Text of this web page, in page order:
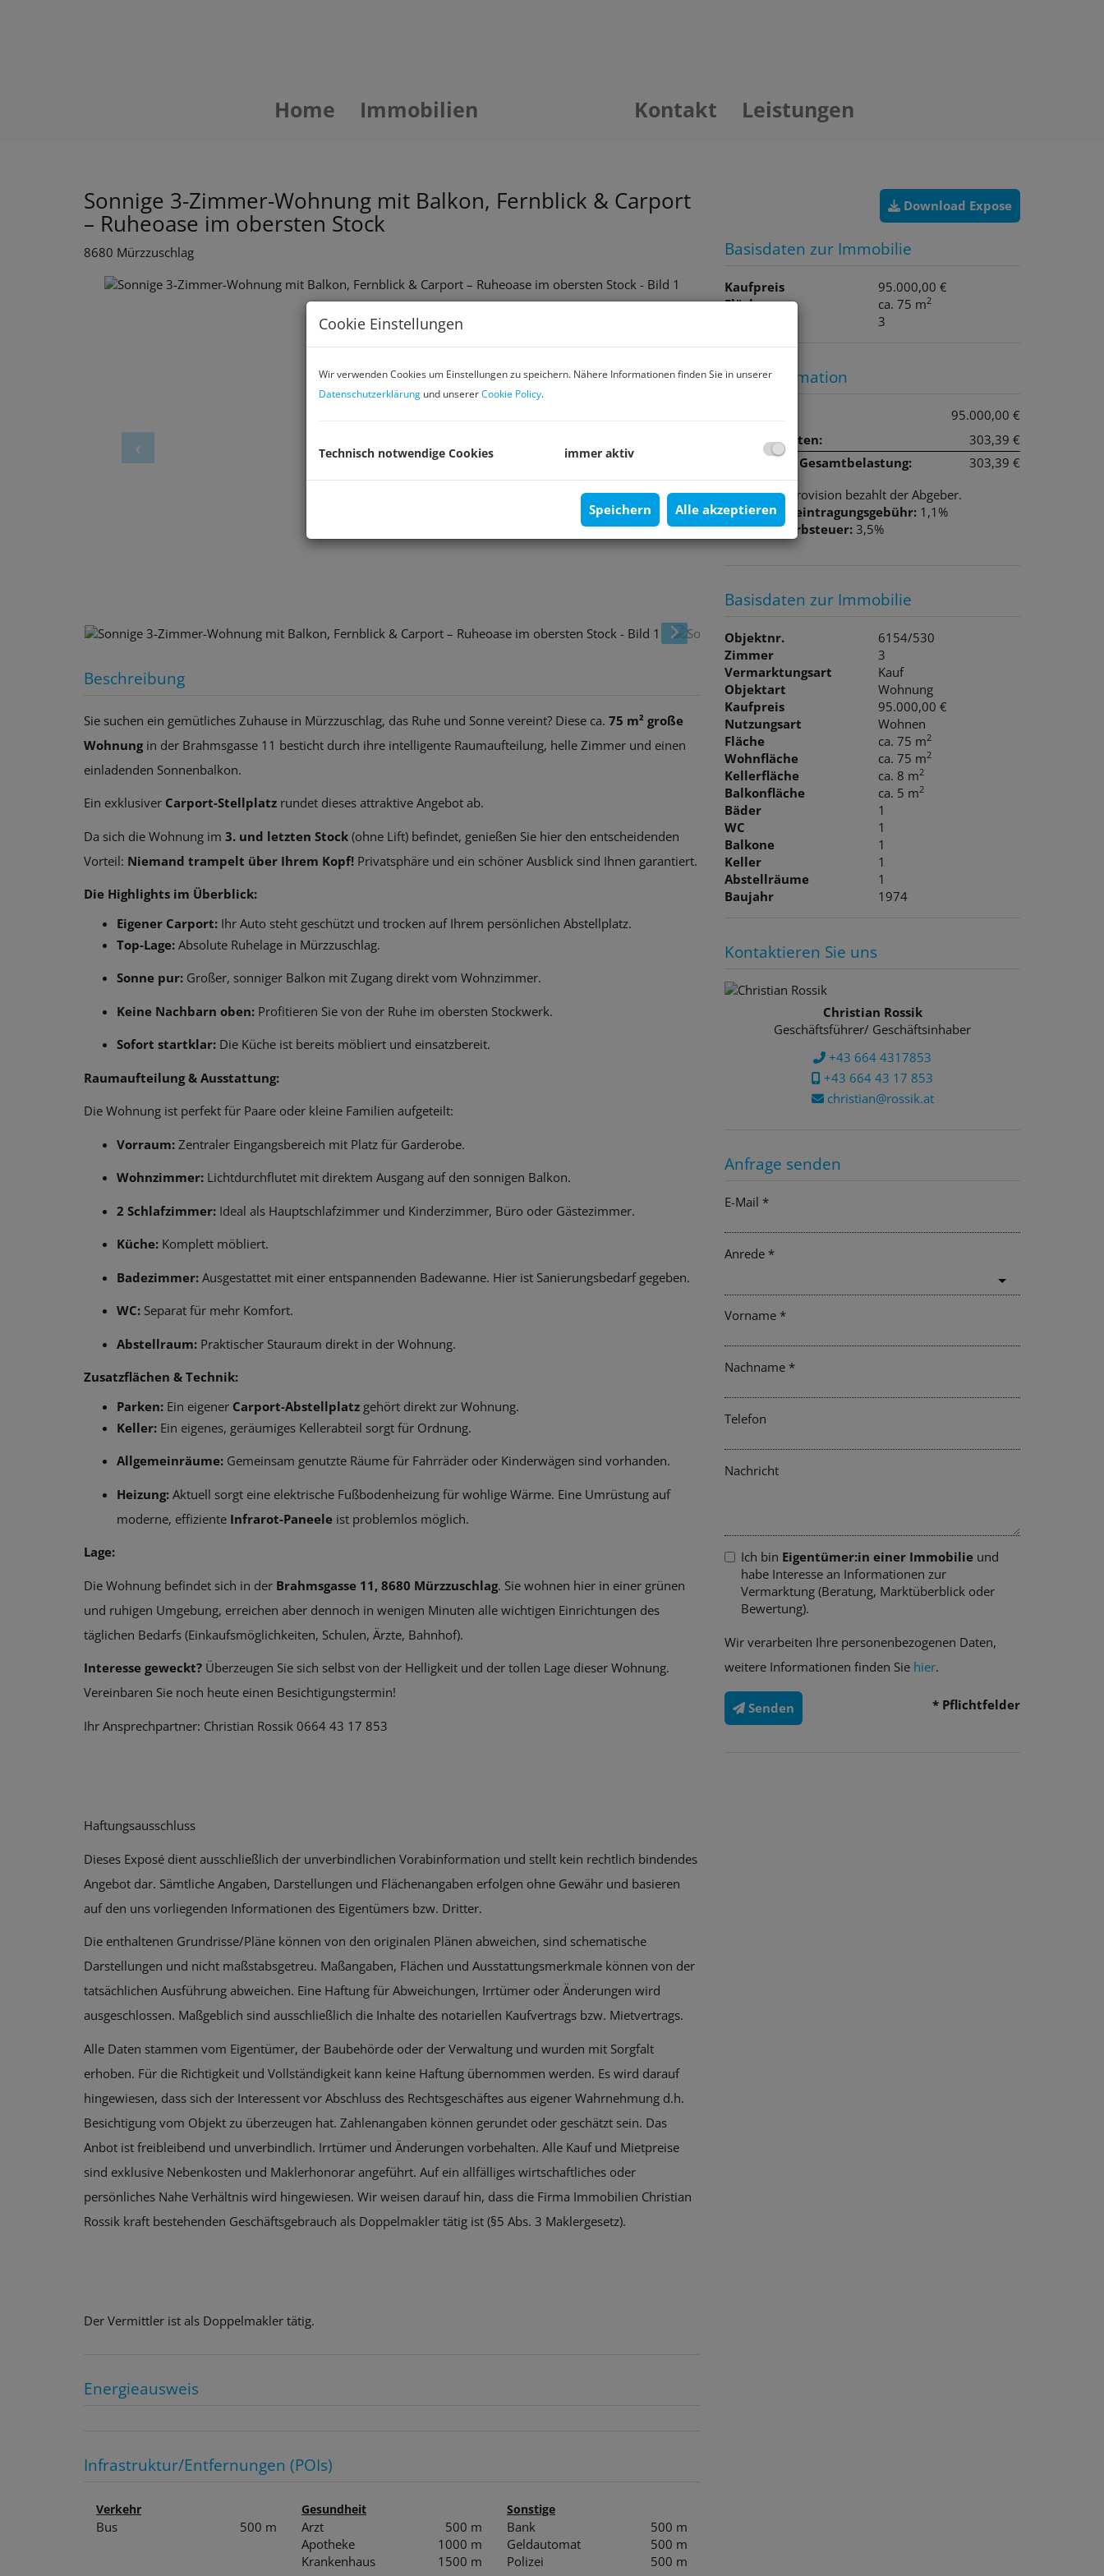
Home Immobilien Kontakt Leistungen
Sonnige 3-Zimmer-Wohnung mit Balkon, Fernblick & Carport
– Ruheoase im obersten Stock
8680 Mürzzuschlag
Beschreibung
Sie suchen ein gemütliches Zuhause in Mürzzuschlag, das Ruhe und Sonne vereint? Diese ca. 75 m² große
Wohnungin der Brahmsgasse 11 besticht durch ihre intelligente Raumaufteilung, helle Zimmer und einen
einladenden Sonnenbalkon.
Ein exklusiver Carport-Stellplatz rundet dieses attraktive Angebot ab.
Da sich die Wohnung im 3. und letzten Stock (ohne Lift) befindet, genießen Sie hier den entscheidenden
Vorteil: Niemand trampelt über Ihrem Kopf! Privatsphäre und ein schöner Ausblick sind Ihnen garantiert.
Die Highlights im Überblick:
Eigener Carport: Ihr Auto steht geschützt und trocken auf Ihrem persönlichen Abstellplatz.
Top-Lage: Absolute Ruhelage in Mürzzuschlag.
Sonne pur: Großer, sonniger Balkon mit Zugang direkt vom Wohnzimmer.
Keine Nachbarn oben: Profitieren Sie von der Ruhe im obersten Stockwerk.
Sofort startklar: Die Küche ist bereits möbliert und einsatzbereit.
Raumaufteilung & Ausstattung:
Die Wohnung ist perfekt für Paare oder kleine Familien aufgeteilt:
Vorraum: Zentraler Eingangsbereich mit Platz für Garderobe.
Wohnzimmer: Lichtdurchflutet mit direktem Ausgang auf den sonnigen Balkon.
2 Schlafzimmer: Ideal als Hauptschlafzimmer und Kinderzimmer, Büro oder Gästezimmer.
Küche: Komplett möbliert.
Badezimmer: Ausgestattet mit einer entspannenden Badewanne. Hier ist Sanierungsbedarf gegeben.
WC: Separat für mehr Komfort.
Abstellraum: Praktischer Stauraum direkt in der Wohnung.
Zusatzflächen & Technik:
Parken: Ein eigener Carport-Abstellplatz gehört direkt zur Wohnung.
Keller: Ein eigenes, geräumiges Kellerabteil sorgt für Ordnung.
Allgemeinräume: Gemeinsam genutzte Räume für Fahrräder oder Kinderwägen sind vorhanden.
Heizung: Aktuell sorgt eine elektrische Fußbodenheizung für wohlige Wärme. Eine Umrüstung auf
moderne, effiziente Infrarot-Paneele ist problemlos möglich.
Lage:
Die Wohnung befindet sich in der Brahmsgasse 11, 8680 Mürzzuschlag. Sie wohnen hier in einer grünen
und ruhigen Umgebung, erreichen aber dennoch in wenigen Minuten alle wichtigen Einrichtungen des
täglichen Bedarfs (Einkaufsmöglichkeiten, Schulen, Ärzte, Bahnhof).
Interesse geweckt? Überzeugen Sie sich selbst von der Helligkeit und der tollen Lage dieser Wohnung.
Vereinbaren Sie noch heute einen Besichtigungstermin!
Ihr Ansprechpartner: Christian Rossik 0664 43 17 853
Haftungsausschluss
Dieses Exposé dient ausschließlich der unverbindlichen Vorabinformation und stellt kein rechtlich bindendes
Angebot dar. Sämtliche Angaben, Darstellungen und Flächenangaben erfolgen ohne Gewähr und basieren
auf den uns vorliegenden Informationen des Eigentümers bzw. Dritter.
Die enthaltenen Grundrisse/Pläne können von den originalen Plänen abweichen, sind schematische
Darstellungen und nicht maßstabsgetreu. Maßangaben, Flächen und Ausstattungsmerkmale können von der
tatsächlichen Ausführung abweichen. Eine Haftung für Abweichungen, Irrtümer oder Änderungen wird
ausgeschlossen. Maßgeblich sind ausschließlich die Inhalte des notariellen Kaufvertrags bzw. Mietvertrags.
Alle Daten stammen vom Eigentümer, der Baubehörde oder der Verwaltung und wurden mit Sorgfalt
erhoben. Für die Richtigkeit und Vollständigkeit kann keine Haftung übernommen werden. Es wird darauf
hingewiesen, dass sich der Interessent vor Abschluss des Rechtsgeschäftes aus eigener Wahrnehmung d.h.
Besichtigung vom Objekt zu überzeugen hat. Zahlenangaben können gerundet oder geschätzt sein. Das
Anbot ist freibleibend und unverbindlich. Irrtümer und Änderungen vorbehalten. Alle Kauf und Mietpreise
sind exklusive Nebenkosten und Maklerhonorar angeführt. Auf ein allfälliges wirtschaftliches oder
persönliches Nahe Verhältnis wird hingewiesen. Wir weisen darauf hin, dass die Firma Immobilien Christian
Rossik kraft bestehenden Geschäftsgebrauch als Doppelmakler tätig ist (§5 Abs. 3 Maklergesetz).
Der Vermittler ist als Doppelmakler tätig.
Energieausweis
Infrastruktur/Entfernungen (POIs)
Verkehr
Bus 500 m
Gesundheit
Arzt
500 m
Apotheke
1000 m
Krankenhaus
1500 m
Sonstige
Bank
500 m
Geldautomat
500 m
Polizei
500 m
Download Expose
Basisdaten zur Immobilie
Kaufpreis
95.000,00 €
Fläche
ca. 75 m2
3
Preisinformation
95.000,00 €
Betriebskosten:
303,39 €
monatliche Gesamtbelastung:
303,39 €
Provision:
Provision bezahlt der Abgeber.
Grundbucheintragungsgebühr: 1,1%
Grunderwerbsteuer: 3,5%
Basisdaten zur Immobilie
Objektnr.
6154/530
Zimmer
3
Vermarktungsart
Kauf
Objektart
Wohnung
Kaufpreis
95.000,00 €
Nutzungsart
Wohnen
Fläche
ca. 75 m2
Wohnfläche ca. 75 m2
Kellerfläche ca. 8 m2
Balkonfläche ca. 5 m2
Bäder
1
WC
1
Balkone
1
Keller
1
Abstellräume
1
Baujahr
1974
Kontaktieren Sie uns
Christian Rossik
Geschäftsführer/ Geschäftsinhaber
+43 664 4317853
+43 664 43 17 853
christian@rossik.at
Anfrage senden
E-Mail
Anrede
Vorname
Nachname
Telefon
Nachricht
Ich bin Eigentümer:in einer Immobilie und
habe Interesse an Informationen zur
Vermarktung (Beratung, Marktüberblick oder
Bewertung).
Wir verarbeiten Ihre personenbezogenen Daten,
weitere Informationen finden Sie hier.
Senden * Pflichtfelder
Cookie Einstellungen
Wir verwenden Cookies um Einstellungen zu speichern. Nähere Informationen finden Sie in unserer
Datenschutzerklärung und unsererCookie Policy.
Technisch notwendige Cookies immer aktiv
Speichern Alle akzeptieren